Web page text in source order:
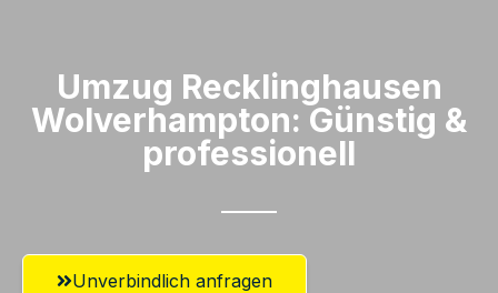
Umzug Recklinghausen​
Wolverhampton: Günstig &
professionell​
Unverbindlich anfragen